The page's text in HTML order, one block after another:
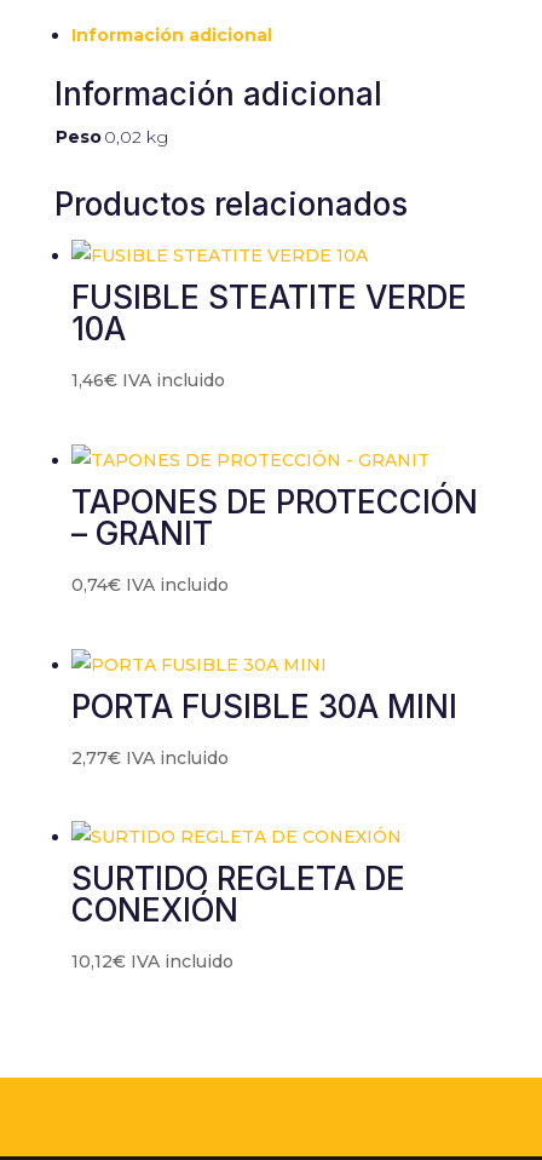
Información adicional
Información adicional
Peso0,02 kg
Productos relacionados
FUSIBLE STEATITE VERDE
10A
1,46€ IVA incluido
TAPONES DE PROTECCIÓN
– GRANIT
0,74€ IVA incluido
PORTA FUSIBLE 30A MINI
2,77€ IVA incluido
SURTIDO REGLETA DE
CONEXIÓN
10,12€ IVA incluido